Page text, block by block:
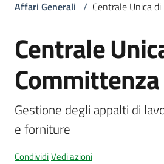
Novità
Servizi
Vivere
l'Unione
Affari Generali / Centrale Unica
Salta al contenuto
Centrale
Committenza
Gestione degli appalti di
e forniture
CondividiVedi azioni